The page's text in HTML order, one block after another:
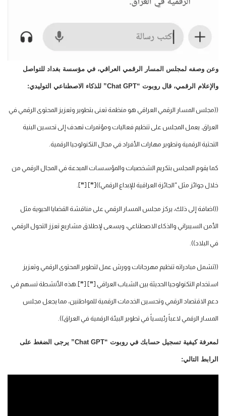
وعن وصفه لمجلس المسار الرقمي العراقي، في مؤسسة بغداد للتواصل
والإعلام الرقمي، قال روبوت “Chat GPT” للذكاء الاصطناعي التوليدي:
((مجلس المسار الرقمي العراقي هو منظمة تعنى بتطوير وتعزيز المحتوى الرقمي في
العراق. يعمل المجلس على تنظيم فعاليات ومؤتمرات تهدف إلى تحسين البنية
التحتية الرقمية وتطوير مهارات الأفراد في مجال التكنولوجيا الرقمية.
كما يقوم المجلس بتكريم الشخصيات والمؤسسات المبدعة في المجال الرقمي من
خلال جوائز مثل “الجائزة العراقية للإبداع الرقمي))[❞] [❞].
((اضافة إلى ذلك، يركز مجلس المسار الرقمي على مناقشة القضايا الحيوية مثل
الأمن السيبراني والذكاء الاصطناعي، ويسعى لإطلاق مشاريع تعزز التحول الرقمي
في البلاد)).
((تشمل مبادراته تنظيم مهرجانات وورش عمل لتطوير المحتوى الرقمي وتعزيز
استخدام التكنولوجيا الحديثة بين الشباب العراقي [❞] [❞].هذه الأنشطة تسهم في
دعم الاقتصاد الرقمي وتحسين الخدمات الرقمية للمواطنين، مما يجعل مجلس
المسار الرقمي لاعباً رئيسياً في تطوير البيئة الرقمية في العراق)).
لمعرفة كيفية تسجيل حسابك في روبوت “Chat GPT” يرجى الضغط على
الرابط التالي: